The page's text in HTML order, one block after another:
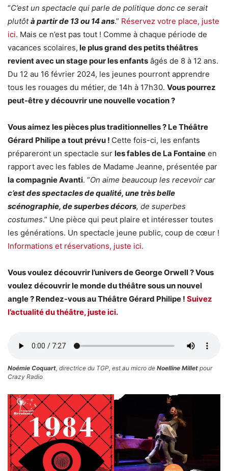
“C’est un spectacle qui parle de politique donc ce serait
plutôtà partir de 13 ou 14 ans.” Réservez votre place, juste
ici. Mais ce n’est pas tout ! Comme à chaque période de
vacances scolaires, le plus grand des petits théâtres
revient avec un stage pour les enfants âgés de 8 à 12 ans.
Du 12 au 16 février 2024, les jeunes pourront apprendre
tous les rouages du métier, de 14h à 17h30. Vous pourrez
peut-être y découvrir une nouvelle vocation ?
Vous aimez les pièces plus traditionnelles ? Le Théâtre
Gérard Philipe a tout prévu ! Cette fois-ci, les enfants
prépareront un spectacle sur les fables de La Fontaine en
rapport avec les fables de Madame Jeanne, présentée par
la compagnie Avanti. “On aime beaucoup les recevoir car
c’est des spectacles de qualité, une très belle
scénographie, de superbes décors, de superbes
costumes.” Une pièce qui peut plaire et intéresser toutes
les générations. Un spectacle jeune public, coup de cœur !
Informations et réservations, juste ici.
Vous voulez découvrir l’univers de George Orwell ? Vous
voulez découvrir le monde du théâtre sous un nouvel
angle ? Rendez-vous au Théâtre Gérard Philipe ! Suivez
l’actualité du théâtre, juste ici.
Noémie Coquart, directrice du TGP, est au micro de Noelline Millet pour
Crazy Radio